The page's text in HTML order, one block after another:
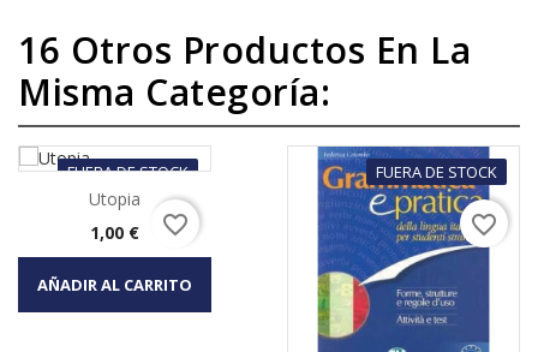
16 Otros Productos En La
Misma Categoría:
FUERA DE STOCK
Utopia
Precio
1,00 €
AÑADIR AL CARRITO
favorite_border
FUERA DE STOCK
favorite_border